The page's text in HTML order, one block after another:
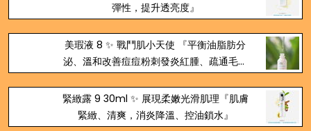
彈性，提升透亮度』
美瑕液 8 ✨ 戰鬥肌小天使 『平衡油脂肪分
泌、溫和改善痘痘粉刺發炎紅腫、疏通毛孔
緊緻露 9 30ml ✨ 展現柔嫩光滑肌理『肌膚
緊緻、清爽，消炎降溫、控油鎖水』